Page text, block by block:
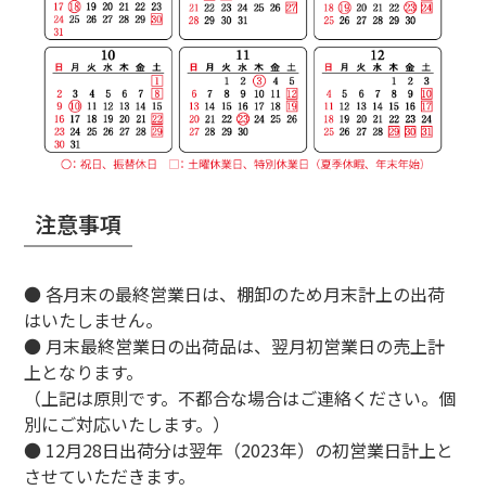
注意事項
● 各月末の最終営業日は、棚卸のため月末計上の出荷
はいたしません。
● 月末最終営業日の出荷品は、翌月初営業日の売上計
上となります。
（上記は原則です。不都合な場合はご連絡ください。個
別にご対応いたします。）
● 12月28日出荷分は翌年（2023年）の初営業日計上と
させていただきます。